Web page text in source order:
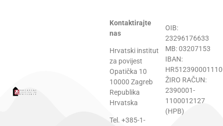
Kontaktirajte
nas
Hrvatski institut
za povijest
Opatička 10
10000 Zagreb
Republika
Hrvatska
Tel. +385-1-
OIB:
23296176633
MB: 03207153
IBAN:
ŽIRO RAČUN:
2390001-
1100012127
(HPB)